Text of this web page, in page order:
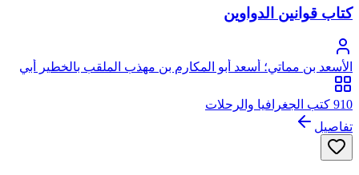
كتاب قوانين الدواوين
الأسعد بن مماتي؛ أسعد أبو المكارم بن مهذب الملقب بالخطير أبي
سعيد بن مينا بن زكريا، ابن مماتي
910 كتب الجغرافيا والرحلات
تفاصيل